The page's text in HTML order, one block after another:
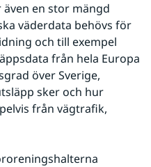
en stor mängd
väderdata behövs för
och till exempel
från hela Europa
över Sverige,
sker och hur
från vägtrafik,